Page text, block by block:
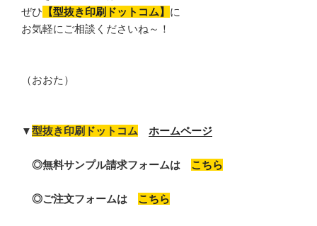
ぜひ 【型抜き印刷ドットコム】 に
お気軽にご相談くださいね～！
（おおた）
▼型抜き印刷ドットコム ホームページ
◎無料サンプル請求フォームは こちら
◎ご注文フォームは こちら